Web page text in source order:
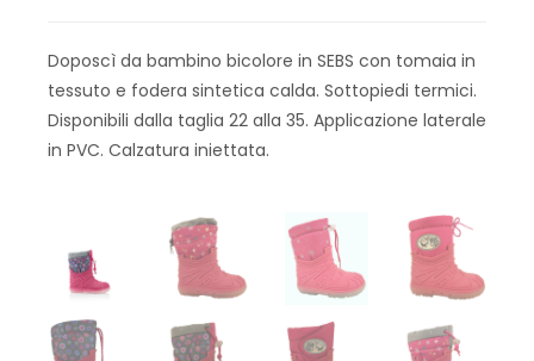
Doposcì da bambino bicolore in SEBS con tomaia in
tessuto e fodera sintetica calda. Sottopiedi termici.
Disponibili dalla taglia 22 alla 35. Applicazione laterale
in PVC. Calzatura iniettata.